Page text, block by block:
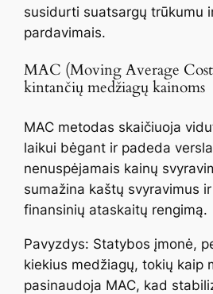
susidurti suatsargų trūkumu
pardavimais.
MAC (Moving Average
kintančių medžiagų kainoms
MAC metodas skaičiuoja
laikui bėgant ir padeda
nenuspėjamais kainų
sumažina kaštų svyravimus
finansinių ataskaitų rengimą.
Pavyzdys: Statybos įmonė,
kiekius medžiagų, tokių kaip
pasinaudoja MAC, kad